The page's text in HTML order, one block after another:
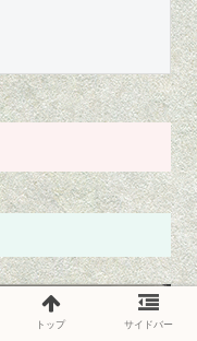
トップ サイドバー